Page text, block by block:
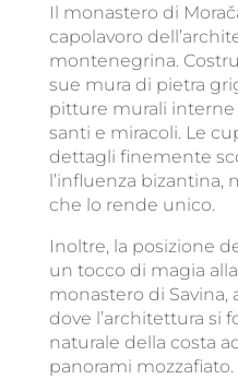
Il monastero di
capolavoro
montenegrina.
sue mura di pietra
pitture murali interne
santi e miracoli. Le
dettagli finemente
l’influenza bizantina,
che lo rende unico.
Inoltre, la posizione
un tocco di magia
monastero di Savina,
dove l’architettura si
naturale della costa
panorami mozzafiato.